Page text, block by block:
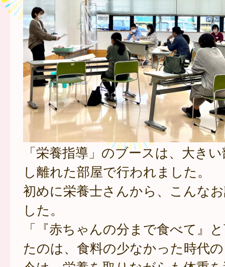
「栄養指導」のブースは、大き
し離れた部屋で行われました。
初めに栄養士さんから、こんな
した。
「『赤ちゃんの分まで食べて』
たのは、食料の少なかった時代